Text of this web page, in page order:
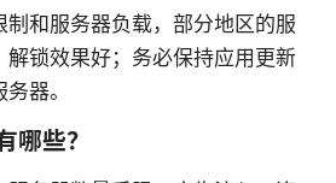
和服务器负载，部分地区的服
解锁效果好；务必保持应用更新
器。
哪些？